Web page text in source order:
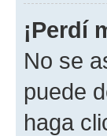
¡Perdí
No se
puede
haga